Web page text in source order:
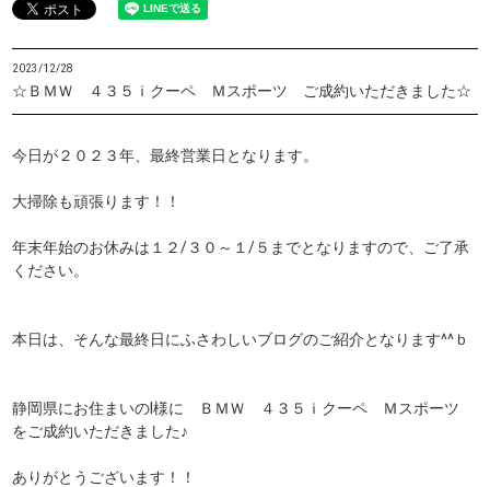
2023/12/28
☆ＢＭＷ ４３５ｉクーペ Ｍスポーツ ご成約いただきました☆
今日が２０２３年、最終営業日となります。
大掃除も頑張ります！！
年末年始のお休みは１２/３０～１/５までとなりますので、ご了承
ください。
本日は、そんな最終日にふさわしいブログのご紹介となります^^ｂ
静岡県にお住まいのⅠ様に ＢＭＷ ４３５ｉクーペ Ｍスポーツ
をご成約いただきました♪
ありがとうございます！！